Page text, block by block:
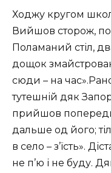
Ходжу кругом
Вийшов сторож,
Поламаний стіл,
дощок
сюди – на
тутешній дяк
прийшов
дальше од його;
в село – з’їсть».
не п’ю і не буду.